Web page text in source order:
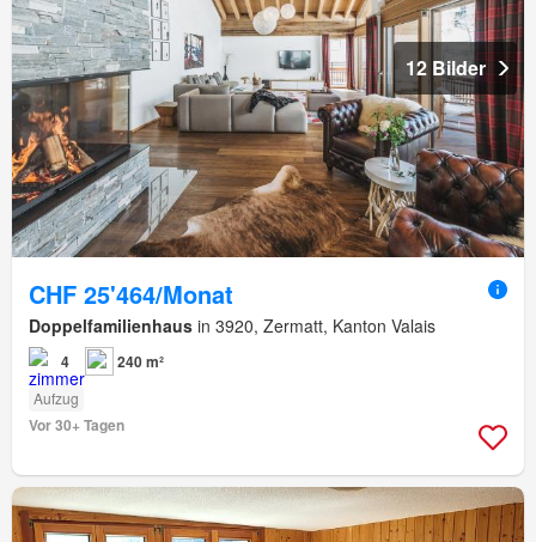
12 Bilder
CHF 25'464/Monat
Doppelfamilienhaus in 3920, Zermatt, Kanton Valais
4 240 m²
Aufzug
Vor 30+ Tagen